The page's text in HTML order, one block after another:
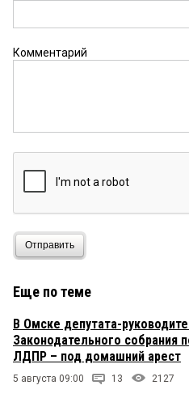
Комментарий
Отправить
Еще по теме
В Омске депутата-
Законодательного собрания
ЛДПР – под домашний арест
5 августа 09:00 13 2127